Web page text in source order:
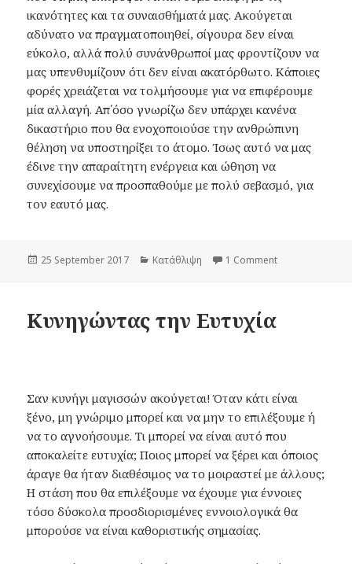
ικανότητες και τα συναισθήματά μας. Ακούγεται
αδύνατο να πραγματοποιηθεί, σίγουρα δεν είναι
εύκολο, αλλά πολύ συνάνθρωποί μας φροντίζουν να
μας υπενθυμίζουν ότι δεν είναι ακατόρθωτο. Κάποιες
φορές χρειάζεται να τολμήσουμε για να επιφέρουμε
μία αλλαγή. Απ΄όσο γνωρίζω δεν υπάρχει κανένα
δικαστήριο που θα ενοχοποιούσε την ανθρώπινη
θέληση να υποστηρίξει το άτομο. Ίσως αυτό να μας
έδινε την απαραίτητη ενέργεια και ώθηση να
συνεχίσουμε να προσπαθούμε με πολύ σεβασμό, για
τον εαυτό μας.
Posted
25 September 2017 Categories
Κατάθλιψη 1 Comment
Κυνηγώντας την Ευτυχία
Σαν κυνήγι μαγισσών ακούγεται! Όταν κάτι είναι
ξένο, μη γνώριμο μπορεί και να μην το επιλέξουμε ή
να το αγνοήσουμε. Τι μπορεί να είναι αυτό που
αποκαλείτε ευτυχία; Ποιος μπορεί να ξέρει και όποιος
άραγε θα ήταν διαθέσιμος να το μοιραστεί με άλλους;
Η στάση που θα επιλέξουμε να έχουμε για έννοιες
τόσο δύσκολα προσδιορισμένες εννοιολογικά θα
μπορούσε να είναι καθοριστικής σημασίας.